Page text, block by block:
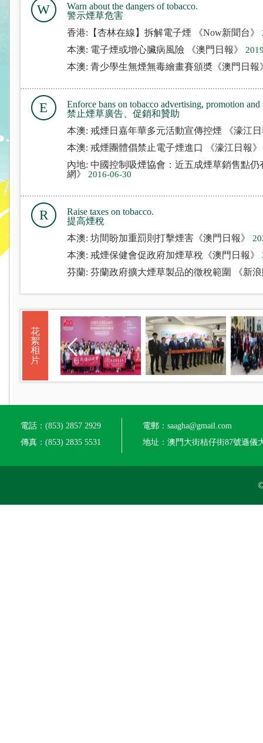
W
Warn about the dangers of tobacco.
警示煙草危害
香港:【杏林在線】拆解電子煙 《Now新聞台》
本澳: 電子煙或增心臟病風險 《澳門日報》
本澳: 青少學生無煙無毒繪畫賽頒奬《澳門日
E
Enforce bans on tobacco advertising, promotion and
禁止煙草廣告、促銷和贊助
本澳: 戒煙日嘉年華多元活動宣傳控煙 《濠江
本澳: 戒煙團體倡禁止電子煙進口 《濠江日報
內地: 中國控制吸煙協會：近五成煙草銷售點仍
網》
2016-06-30
R
Raise taxes on tobacco.
提高煙稅
本澳: 坊間盼加重罰則打擊煙害《澳門日報》
本澳: 戒煙保健會促政府加煙草稅《澳門日報》
芬蘭: 芬蘭政府擴大煙草製品的徵稅範圍 《新
花
絮
相
片
電話：(853) 2857 2929
傳真：(853) 2835 5531
電郵：saagha@gmail.com
地址：澳門大街桔仔街87號遜儀